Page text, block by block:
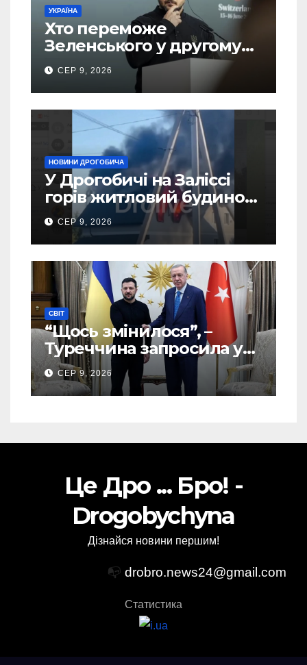
УКРАЇНА
Хто переможе
Зеленського у другому
турі виборів президента
України – новий рейтинг
SOCIS
СЕР 9, 2026
НОВИНИ ДРОГОБИЧА
У Дрогобичі на Заліссі
горів житловий будинок
(Відео)
СЕР 9, 2026
СВІТ
“Щось змінилося”, –
Туреччина запросила у
США дозвіл передати
Україні ATACMS та M270
СЕР 9, 2026
Це Дро ... Бро! -
Drogobychyna
Дізнайся новини першим!
📭 drobro.news24@gmail.com
Статистика